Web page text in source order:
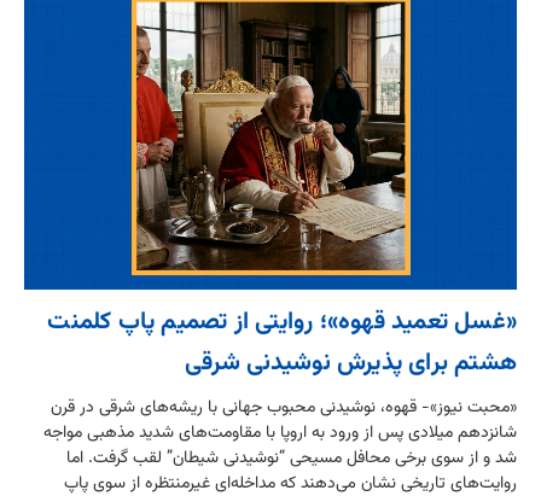
«غسل تعمید قهوه»؛ روایتی از تصمیم پاپ کلمنت
هشتم برای پذیرش نوشیدنی شرقی
«محبت نیوز»- قهوه، نوشیدنی محبوب جهانی با ریشه‌های شرقی در قرن
شانزدهم میلادی پس از ورود به اروپا با مقاومت‌های شدید مذهبی مواجه
شد و از سوی برخی محافل مسیحی “نوشیدنی شیطان” لقب گرفت. اما
روایت‌های تاریخی نشان می‌دهند که مداخله‌ای غیرمنتظره از سوی پاپ